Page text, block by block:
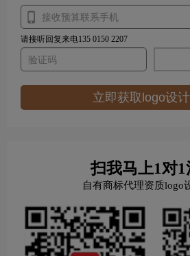
请接听回复来电135 0150 2207
立即获取logo设
扫我马上1对1
自有商标代理资质logo